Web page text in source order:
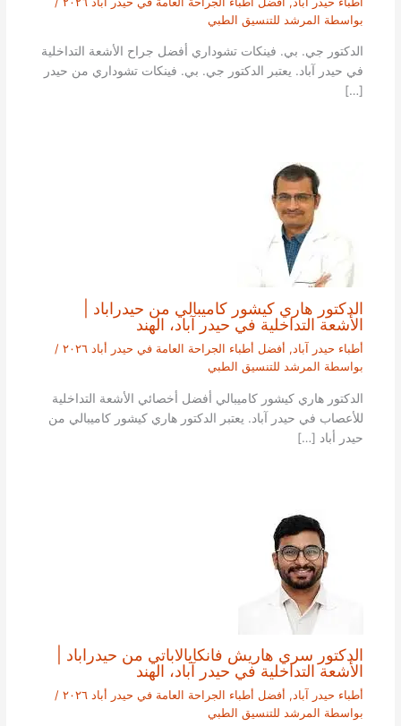
بواسطة المرشد للتنسيق الطبي
الدكتور جي. بي. فينكات تشوداري أفضل جراح الأشعة التداخلية
في حيدر آباد. يعتبر الدكتور جي. بي. فينكات تشوداري من حيدر
[…]
الدكتور هاري كيشور كاميبالي من حيدراباد |
الأشعة التداخلية في حيدر آباد، الهند
أطباء حيدر آباد, أفضل أطباء الجراحة العامة في حيدر أباد ٢٠٢٦
/
بواسطة المرشد للتنسيق الطبي
الدكتور هاري كيشور كاميبالي أفضل أخصائي الأشعة التداخلية
للأعصاب في حيدر آباد. يعتبر الدكتور هاري كيشور كاميبالي من
حيدر أباد […]
الدكتور سري هاريش فانكايالاباتي من حيدراباد |
الأشعة التداخلية في حيدر آباد، الهند
أطباء حيدر آباد, أفضل أطباء الجراحة العامة في حيدر أباد ٢٠٢٦
/
بواسطة المرشد للتنسيق الطبي